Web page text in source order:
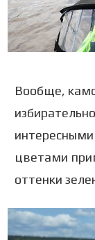
Вообще,
цветами
оттенки